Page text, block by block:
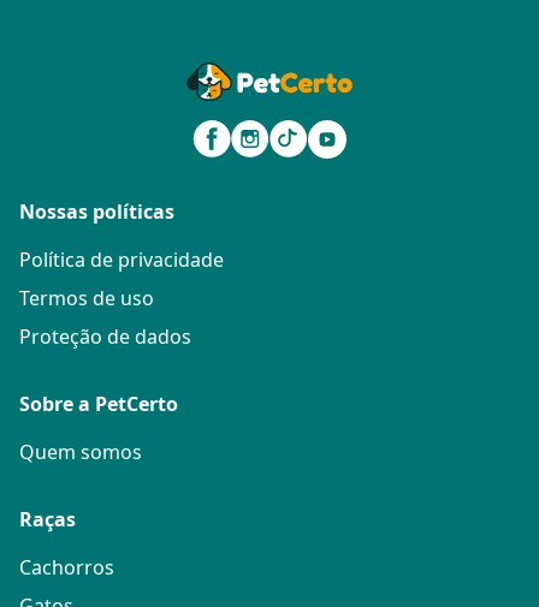
Nossas políticas
Política de privacidade
Termos de uso
Proteção de dados
Sobre a PetCerto
Quem somos
Raças
Cachorros